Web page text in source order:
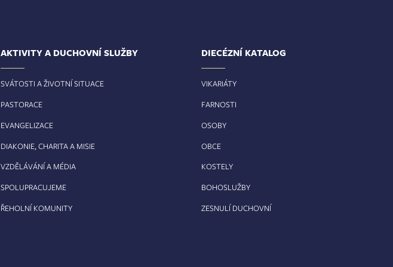
AKTIVITY A DUCHOVNÍ SLUŽBY
SVÁTOSTI A ŽIVOTNÍ SITUACE
PASTORACE
EVANGELIZACE
DIAKONIE, CHARITA A MISIE
VZDĚLÁVÁNÍ A MÉDIA
SPOLUPRACUJEME
ŘEHOLNÍ KOMUNITY
DIECÉZNÍ KATALOG
VIKARIÁTY
FARNOSTI
OSOBY
OBCE
KOSTELY
BOHOSLUŽBY
ZESNULÍ DUCHOVNÍ